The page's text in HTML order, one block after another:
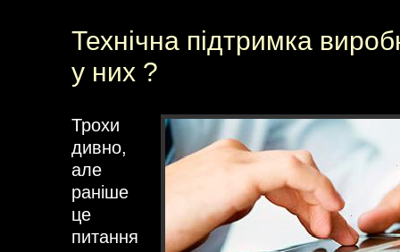
Технічна підтримка
у них ?
Трохи
дивно,
але
раніше
це
питання